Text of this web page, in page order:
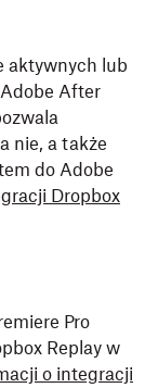
aktywnych lub
After
nie, a także
do Adobe
Dropbox
Pro
Replay w
o integracji